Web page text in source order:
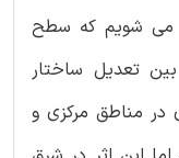
می شویم که سطح
تعدیل ساختار
در مناطق مرکزی و